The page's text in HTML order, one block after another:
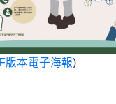
版本電子海報)